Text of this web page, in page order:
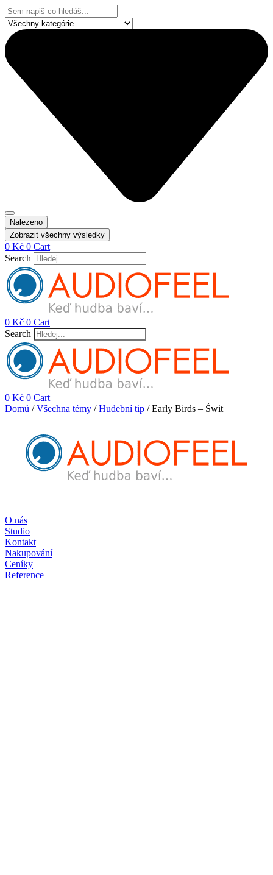
Přejít
k
obsahu
Search
...
Nalezeno
Zobrazit všechny výsledky
0 Kč 0 Cart
Search
0 Kč 0 Cart
Search
0 Kč 0 Cart
Domů /Všechna témy /Hudební tip / Early Birds – Świt
O nás
Studio
Kontakt
Nakupování
Ceníky
Reference